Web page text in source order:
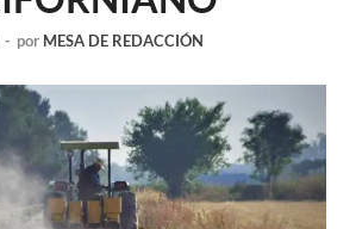
- por MESA DE REDACCIÓN